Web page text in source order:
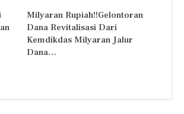
Milyaran Rupiah!!Gelontoran
Dana Revitalisasi Dari
Kemdikdas Milyaran Jalur
Dana…